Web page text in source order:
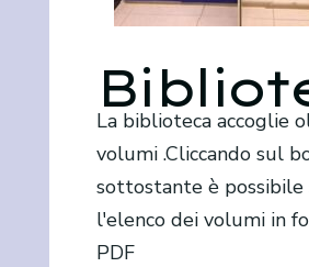
La biblioteca accoglie
volumi .Cliccando sul
sottostante è possibile
l'elenco dei volumi in
PDF